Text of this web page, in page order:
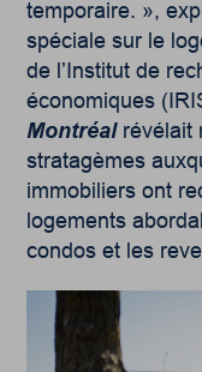
temporaire. »,
spéciale sur le
de l’Institut de
économiques
Montréalrévélait
stratagèmes
immobiliers ont
logements
condos et les